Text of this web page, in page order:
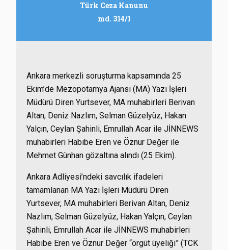
Türk Ceza Kanunu
md. 314/1
Ankara merkezli soruşturma kapsamında 25
Ekim’de Mezopotamya Ajansı (MA) Yazı İşleri
Müdürü Diren Yurtsever, MA muhabirleri Berivan
Altan, Deniz Nazlım, Selman Güzelyüz, Hakan
Yalçın, Ceylan Şahinli, Emrullah Acar ile JİNNEWS
muhabirleri Habibe Eren ve Öznur Değer ile
Mehmet Günhan gözaltına alındı (25 Ekim).
Ankara Adliyesi’ndeki savcılık ifadeleri
tamamlanan MA Yazı İşleri Müdürü Diren
Yurtsever, MA muhabirleri Berivan Altan, Deniz
Nazlım, Selman Güzelyüz, Hakan Yalçın, Ceylan
Şahinli, Emrullah Acar ile JİNNEWS muhabirleri
Habibe Eren ve Öznur Değer “örgüt üyeliği” (TCK